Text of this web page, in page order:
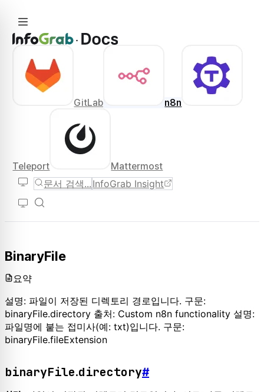
GitLab n8n
Teleport Mattermost
문서 검색... InfoGrab Insight
BinaryFile
요약
설명: 파일이 저장된 디렉토리 경로입니다. 구문:
binaryFile.directory 출처: Custom n8n functionality 설명:
파일명에 붙는 접미사(예: txt)입니다. 구문:
binaryFile.fileExtension
binaryFile.directory#